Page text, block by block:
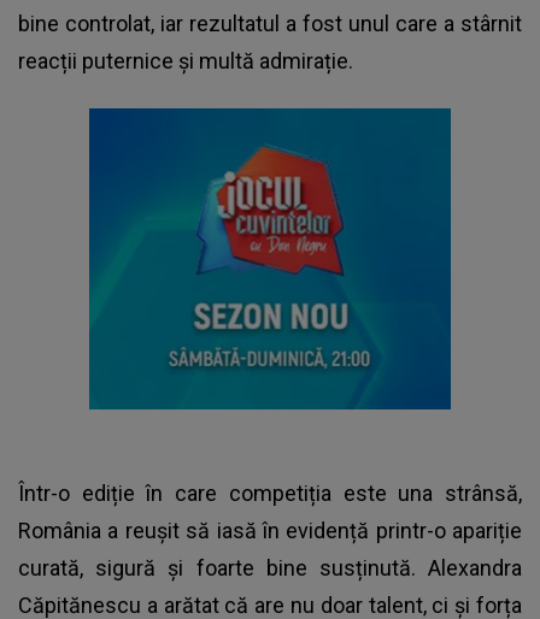
bine controlat, iar rezultatul a fost unul care a stârnit
reacții puternice și multă admirație.
Într-o ediție în care competiția este una strânsă,
România a reușit să iasă în evidență printr-o apariție
curată, sigură și foarte bine susținută. Alexandra
Căpitănescu a arătat că are nu doar talent, ci și forța